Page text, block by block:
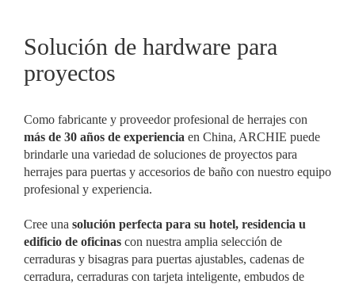
Solución de hardware para
proyectos
Como fabricante y proveedor profesional de herrajes con
más de 30 años de experiencia en China, ARCHIE puede
brindarle una variedad de soluciones de proyectos para
herrajes para puertas y accesorios de baño con nuestro equipo
profesional y experiencia.
Cree una solución perfecta para su hotel, residencia u
edificio de oficinas con nuestra amplia selección de
cerraduras y bisagras para puertas ajustables, cadenas de
cerradura, cerraduras con tarjeta inteligente, embudos de